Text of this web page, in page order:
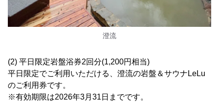
澄流
(2) 平日限定岩盤浴券2回分(1,200円相当)
平日限定でご利用いただける、澄流の岩盤＆サウナLeLu
のご利用券です。
※有効期限は2026年3月31日までです。